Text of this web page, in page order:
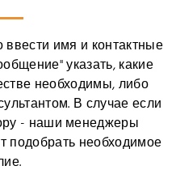
имя и контактные
указать, какие
необходимы, либо
В случае если
- наши менеджеры
подобрать необходимое